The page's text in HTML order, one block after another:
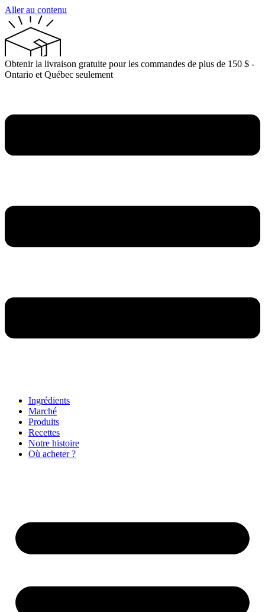
Aller au contenu
Obtenir la livraison gratuite pour les commandes de plus de 150 $ -
Ontario et Québec seulement
Ingrédients
Marché
Produits
Recettes
Notre histoire
Où acheter ?